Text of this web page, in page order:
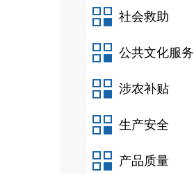
社会救助
公共文化服务
涉农补贴
生产安全
产品质量